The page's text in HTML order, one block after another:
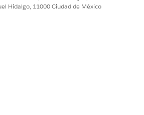
Hidalgo, 11000 Ciudad de México